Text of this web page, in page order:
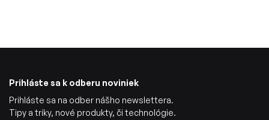
Prihláste sa k odberu noviniek
Prihláste sa na odber nášho newslettera.
Tipy a triky, nové produkty, či technológie.